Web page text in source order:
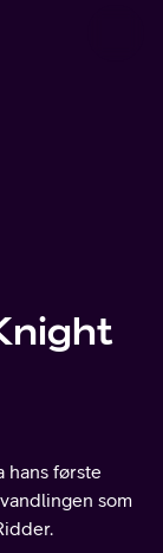
hans første
som